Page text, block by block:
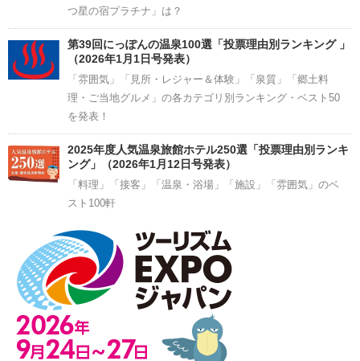
つ星の宿プラチナ」は？
第39回にっぽんの温泉100選「投票理由別ランキング 」
（2026年1月1日号発表）
「雰囲気」「見所・レジャー＆体験」「泉質」「郷土料
理・ご当地グルメ」の各カテゴリ別ランキング・ベスト50
を発表！
2025年度人気温泉旅館ホテル250選「投票理由別ランキ
ング」（2026年1月12日号発表）
「料理」「接客」「温泉・浴場」「施設」「雰囲気」のベ
スト100軒